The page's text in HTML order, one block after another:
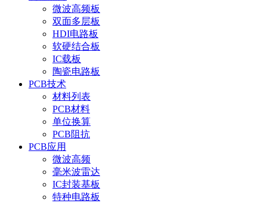
微波高频板
双面多层板
HDI电路板
软硬结合板
IC载板
陶瓷电路板
PCB技术
材料列表
PCB材料
单位换算
PCB阻抗
PCB应用
微波高频
毫米波雷达
IC封装基板
特种电路板